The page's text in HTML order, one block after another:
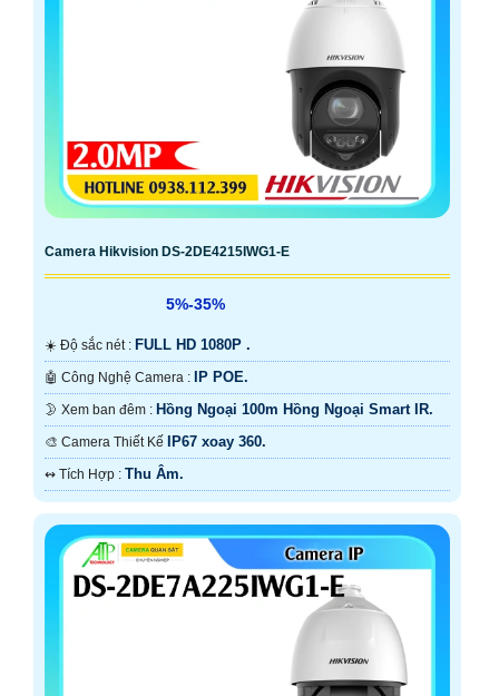
Camera Hikvision DS-2DE4215IWG1-E
5%-35%
☀️ Độ sắc nét : FULL HD 1080P .
🤖️ Công Nghệ Camera : IP POE.
🌛 Xem ban đêm : Hồng Ngoại 100m Hồng Ngoại Smart IR.
🎨 Camera Thiết Kế IP67 xoay 360.
️↭ Tích Hợp : Thu Âm.